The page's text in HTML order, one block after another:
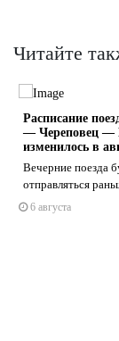
Читайте
Расписание
— Череповец —
изменилось в
Вечерние поезда
отправляться
6 августа